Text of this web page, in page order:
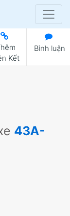
Kết
Bình luận
43A-